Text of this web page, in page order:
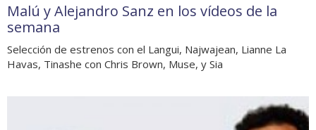
Malú y Alejandro Sanz en los vídeos de la
semana
Selección de estrenos con el Langui, Najwajean, Lianne La
Havas, Tinashe con Chris Brown, Muse, y Sia